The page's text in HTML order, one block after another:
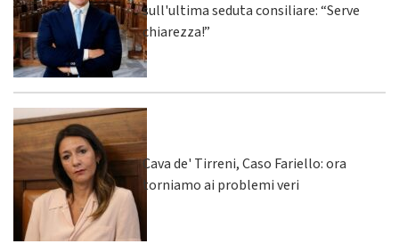
sull'ultima seduta consiliare: “Serve
chiarezza!”
Cava de' Tirreni, Caso Fariello: ora
torniamo ai problemi veri